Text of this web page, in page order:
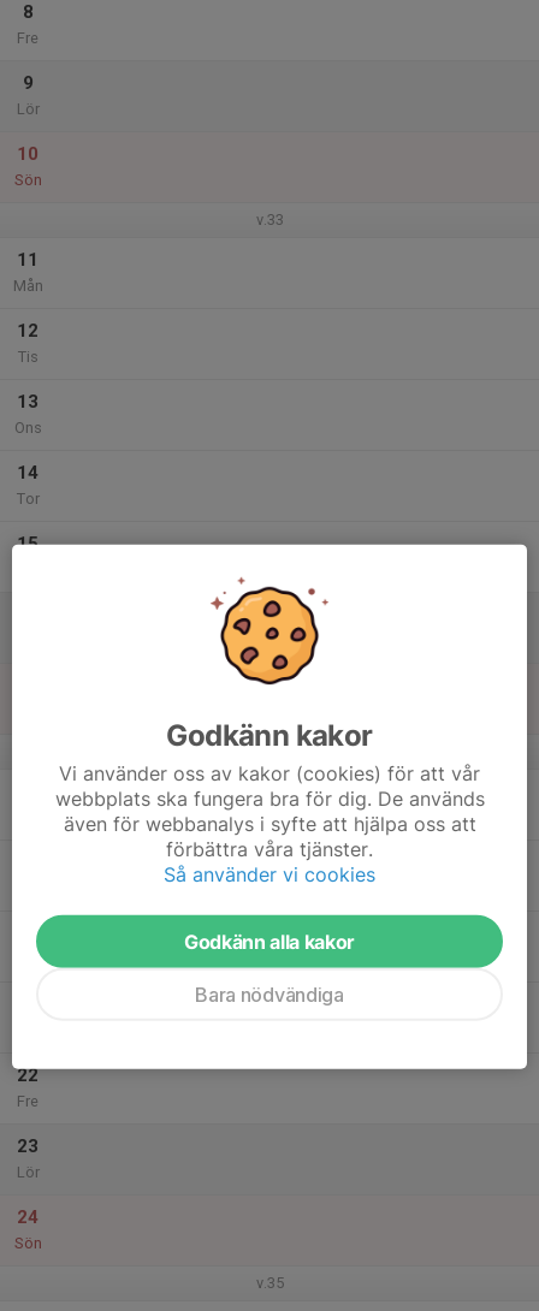
8
Fre
9
Lör
10
Sön
v.33
11
Mån
12
Tis
13
Ons
14
Tor
15
v.34
20
Ons
22
Fre
23
Lör
24
Sön
v.35
Godkänn kakor
Vi använder oss av kakor (cookies) för att vår
webbplats ska fungera bra för dig. De används
även för webbanalys i syfte att hjälpa oss att
förbättra våra tjänster.
Så använder vi cookies
Godkänn alla kakor
Bara nödvändiga